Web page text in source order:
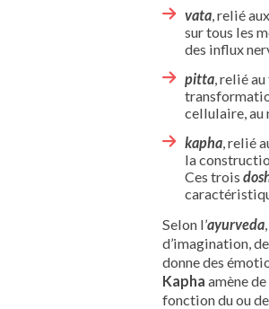
vata, relié
sur tous les
des influx
pitta, relié
cellulaire, au
kapha, relié
la
Ces trois
Selon l’ayurveda
d’imagination,
donne des
Kapha amène
fonction du ou